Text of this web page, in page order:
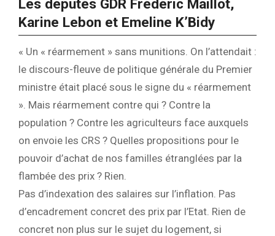
Les députés GDR Frédéric Maillot,
Karine Lebon et Emeline K’Bidy
« Un « réarmement » sans munitions. On l’attendait :
le discours-fleuve de politique générale du Premier
ministre était placé sous le signe du « réarmement
». Mais réarmement contre qui ? Contre la
population ? Contre les agriculteurs face auxquels
on envoie les CRS ? Quelles propositions pour le
pouvoir d’achat de nos familles étranglées par la
flambée des prix ? Rien.
Pas d’indexation des salaires sur l’inflation. Pas
d’encadrement concret des prix par l’Etat. Rien de
concret non plus sur le sujet du logement, si